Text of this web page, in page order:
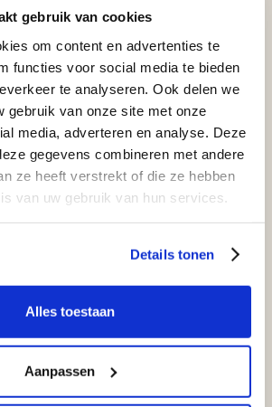
gebruik van cookies
om content en advertenties te
functies voor social media te bieden
te analyseren. Ook delen we
gebruik van onze site met onze
media, adverteren en analyse. Deze
gegevens combineren met andere
ze heeft verstrekt of die ze hebben
van uw gebruik van hun services.
Details tonen
Alles toestaan
Aanpassen